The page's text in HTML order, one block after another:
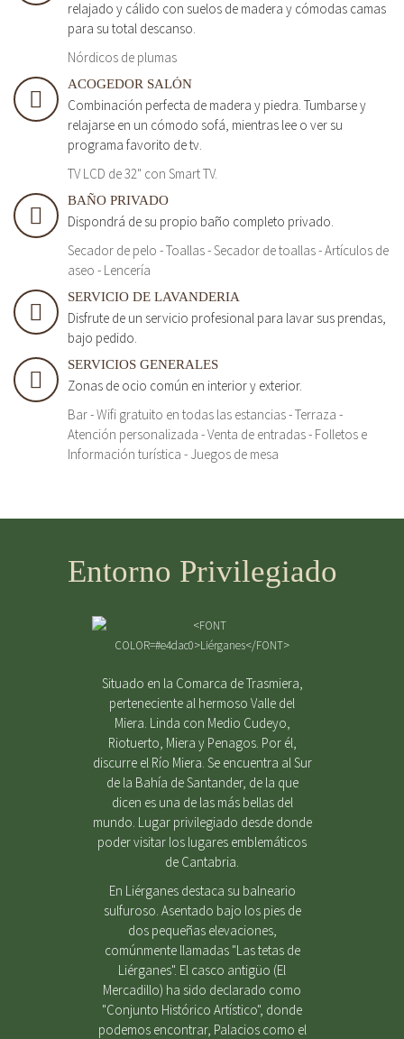
relajado y cálido con suelos de madera y cómodas camas
para su total descanso.
Nórdicos de plumas
ACOGEDOR SALÓN
Combinación perfecta de madera y piedra. Tumbarse y
relajarse en un cómodo sofá, mientras lee o ver su
programa favorito de tv.
TV LCD de 32" con Smart TV.
BAÑO PRIVADO
Dispondrá de su propio baño completo privado.
Secador de pelo - Toallas - Secador de toallas - Artículos de
aseo - Lencería
SERVICIO DE LAVANDERIA
Disfrute de un servicio profesional para lavar sus prendas,
bajo pedido.
SERVICIOS GENERALES
Zonas de ocio común en interior y exterior.
Bar - Wifi gratuito en todas las estancias - Terraza -
Atención personalizada - Venta de entradas - Folletos e
Información turística - Juegos de mesa
Entorno Privilegiado
Situado en la Comarca de Trasmiera,
perteneciente al hermoso Valle del
Miera. Linda con Medio Cudeyo,
Riotuerto, Miera y Penagos. Por él,
discurre el Río Miera. Se encuentra al Sur
de la Bahía de Santander, de la que
dicen es una de las más bellas del
mundo. Lugar privilegiado desde donde
poder visitar los lugares emblemáticos
de Cantabria.
En Liérganes destaca su balneario
sulfuroso. Asentado bajo los pies de
dos pequeñas elevaciones,
comúnmente llamadas "Las tetas de
Liérganes". El casco antigüo (El
Mercadillo) ha sido declarado como
"Conjunto Histórico Artístico", donde
podemos encontrar, Palacios como el